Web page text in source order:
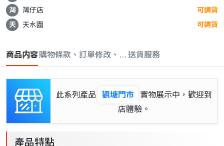
灣
灣仔店
可調貨
天
天水圍 可調貨
商品内容購物條款、訂單修改、取消與退款政策
送貨服務
此系列產品 觀塘門市
實物展示中，歡迎到
店體驗。
產品特點